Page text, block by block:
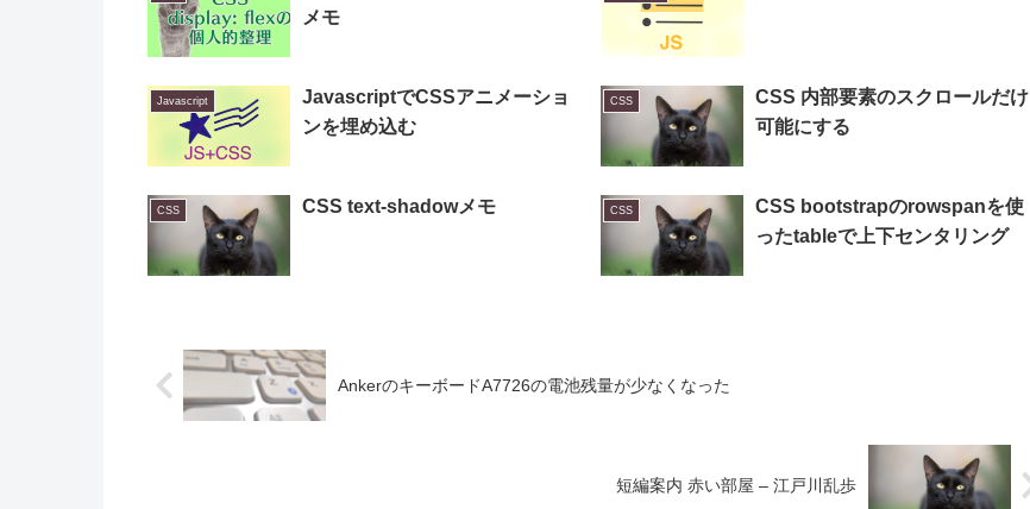
メモ
Javascript
JavascriptでCSSアニメーショ
ンを埋め込む
CSS
CSS 内部要素のスクロールだけ
可能にする
CSS CSS text-shadowメモ CSS
CSS bootstrapのrowspanを使
ったtableで上下センタリング
AnkerのキーボードA7726の電池残量が少なくなった
短編案内 赤い部屋 – 江戸川乱歩